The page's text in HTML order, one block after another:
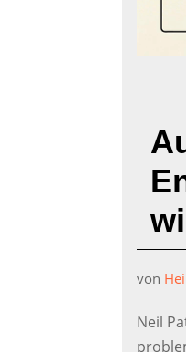
von
Neil